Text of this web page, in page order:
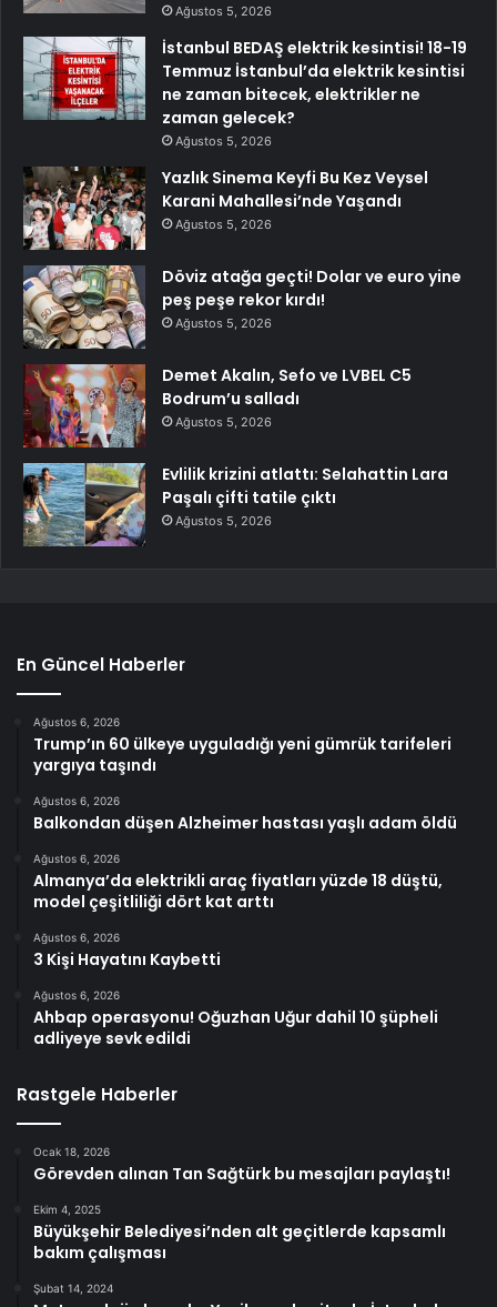
Ağustos 5, 2026
İstanbul BEDAŞ elektrik kesintisi! 18-19
Temmuz İstanbul’da elektrik kesintisi
ne zaman bitecek, elektrikler ne
zaman gelecek?
Ağustos 5, 2026
Yazlık Sinema Keyfi Bu Kez Veysel
Karani Mahallesi’nde Yaşandı
Ağustos 5, 2026
Döviz atağa geçti! Dolar ve euro yine
peş peşe rekor kırdı!
Ağustos 5, 2026
Demet Akalın, Sefo ve LVBEL C5
Bodrum’u salladı
Ağustos 5, 2026
Evlilik krizini atlattı: Selahattin Lara
Paşalı çifti tatile çıktı
Ağustos 5, 2026
En Güncel Haberler
Ağustos 6, 2026
Trump’ın 60 ülkeye uyguladığı yeni gümrük tarifeleri
yargıya taşındı
Ağustos 6, 2026
Balkondan düşen Alzheimer hastası yaşlı adam öldü
Ağustos 6, 2026
Almanya’da elektrikli araç fiyatları yüzde 18 düştü,
model çeşitliliği dört kat arttı
Ağustos 6, 2026
3 Kişi Hayatını Kaybetti
Ağustos 6, 2026
Ahbap operasyonu! Oğuzhan Uğur dahil 10 şüpheli
adliyeye sevk edildi
Rastgele Haberler
Ocak 18, 2026
Görevden alınan Tan Sağtürk bu mesajları paylaştı!
Ekim 4, 2025
Büyükşehir Belediyesi’nden alt geçitlerde kapsamlı
bakım çalışması
Şubat 14, 2024